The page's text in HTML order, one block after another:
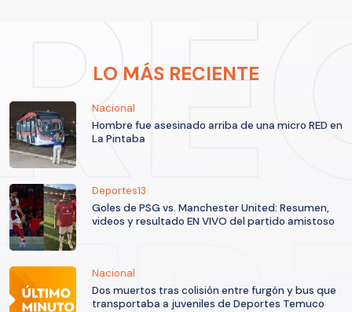
LO MÁS RECIENTE
Nacional
Hombre fue asesinado arriba de una micro RED en
La Pintaba
Deportes13
Goles de PSG vs. Manchester United: Resumen,
videos y resultado EN VIVO del partido amistoso
Nacional
Dos muertos tras colisión entre furgón y bus que
transportaba a juveniles de Deportes Temuco